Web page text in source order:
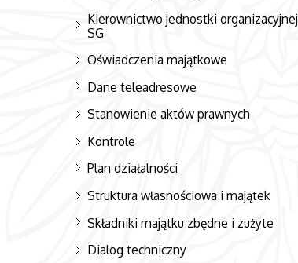
Kierownictwo jednostki organizacyjnej
SG
Oświadczenia majątkowe
Dane teleadresowe
Stanowienie aktów prawnych
Kontrole
Plan działalności
Struktura własnościowa i majątek
Składniki majątku zbędne i zużyte
Dialog techniczny